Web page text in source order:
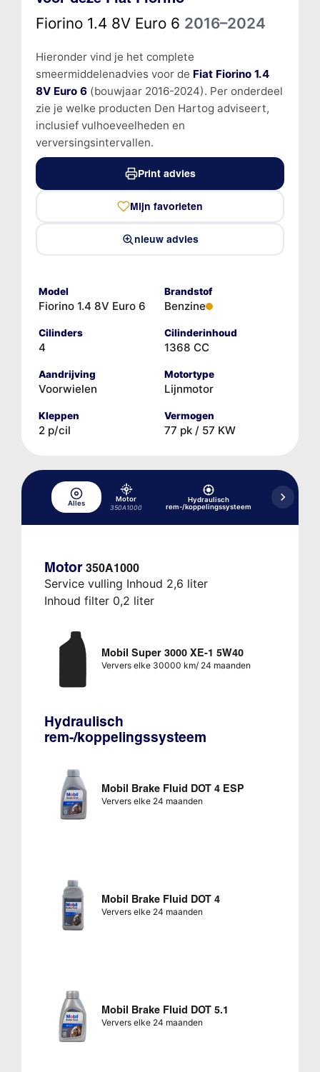
Fiorino 1.4 8V Euro 6 2016–2024
Hieronder vind je het complete
smeermiddelenadvies voor de Fiat Fiorino 1.4
8V Euro 6(bouwjaar 2016-2024). Per onderdeel
zie je welke producten Den Hartog adviseert,
inclusief vulhoeveelheden en
verversingsintervallen.
Print advies
Mijn favorieten
nieuw advies
Model
Fiorino 1.4 8V Euro 6
Brandstof
Benzine
Cilinders
4
Cilinderinhoud
1368 CC
Aandrijving
Voorwielen
Motortype
Lijnmotor
Kleppen
2 p/cil
Vermogen
77 pk / 57 KW
Alles
Motor
350A1000
Hydraulisch
rem-/koppelingssysteem
Koelsysteem
Motor 350A1000
Service vulling Inhoud 2,6 liter
Inhoud filter 0,2 liter
Mobil Super 3000 XE-1 5W40
Ververs elke 30000 km/ 24 maanden
Hydraulisch
rem-/koppelingssysteem
Mobil Brake Fluid DOT 4 ESP
Ververs elke 24 maanden
Mobil Brake Fluid DOT 4
Ververs elke 24 maanden
Mobil Brake Fluid DOT 5.1
Ververs elke 24 maanden